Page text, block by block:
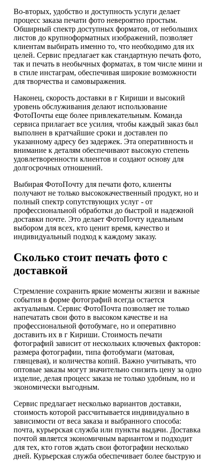
Во-вторых, удобство и доступность услуги делает
процесс заказа печати фото невероятно простым.
Обширный спектр доступных форматов, от небольших
листов до крупноформатных изображений, позволяет
клиентам выбирать именно то, что необходимо для их
целей. Сервис предлагает как стандартную печать фото,
так и печать в необычных форматах, в том числе мини и
в стиле инстаграм, обеспечивая широкие возможности
для творчества и самовыражения.
Наконец, скорость доставки в г Кириши и высокий
уровень обслуживания делают использование
ФотоПочты еще более привлекательным. Команда
сервиса прилагает все усилия, чтобы каждый заказ был
выполнен в кратчайшие сроки и доставлен по
указанному адресу без задержек. Эта оперативность и
внимание к деталям обеспечивают высокую степень
удовлетворенности клиентов и создают основу для
долгосрочных отношений.
Выбирая ФотоПочту для печати фото, клиенты
получают не только высококачественный продукт, но и
полный спектр сопутствующих услуг - от
профессиональной обработки до быстрой и надежной
доставки почте. Это делает ФотоПочту идеальным
выбором для всех, кто ценит время, качество и
индивидуальный подход к каждому заказу.
Сколько стоит печать фото с
доставкой
Стремление сохранить яркие моменты жизни и важные
события в форме фотографий всегда остается
актуальным. Сервис ФотоПочта позволяет не только
напечатать свои фото в высоком качестве и на
профессиональной фотобумаге, но и оперативно
доставить их в г Кириши. Стоимость печати
фотографий зависит от нескольких ключевых факторов:
размера фотографии, типа фотобумаги (матовая,
глянцевая), и количества копий. Важно учитывать, что
оптовые заказы могут значительно снизить цену за одно
изделие, делая процесс заказа не только удобным, но и
экономически выгодным.
Сервис предлагает несколько вариантов доставки,
стоимость которой рассчитывается индивидуально в
зависимости от веса заказа и выбранного способа:
почта, курьерская служба или пункты выдачи. Доставка
почтой является экономичным вариантом и подходит
для тех, кто готов ждать свои фотографии несколько
дней. Курьерская служба обеспечивает более быструю и